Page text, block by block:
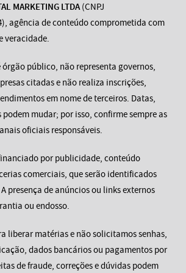
MARKETING LTDA(CNPJ
agência de conteúdo comprometida com
veracidade.
órgão público, não representa governos,
citadas e não realiza inscrições,
em nome de terceiros. Datas,
podem mudar; por isso, confirme sempre as
oficiais responsáveis.
por publicidade, conteúdo
comerciais, que serão identificados
presença de anúncios ou links externos
ou endosso.
liberar matérias e não solicitamos senhas,
dados bancários ou pagamentos por
de fraude, correções e dúvidas podem